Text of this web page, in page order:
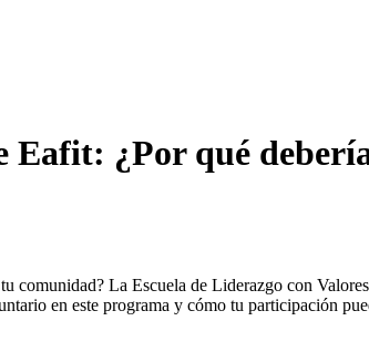
Eafit: ¿Por qué
comunidad? La Escuela de Liderazgo con
en este programa y cómo tu participación